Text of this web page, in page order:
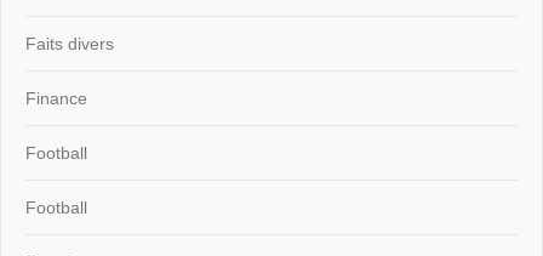
Faits divers
Finance
Football
Football